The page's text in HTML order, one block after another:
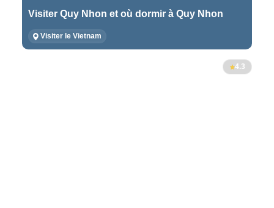
Visiter Quy Nhon et où dormir à Quy Nhon
Visiter le Vietnam
4.3